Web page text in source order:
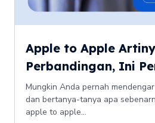
Apple to Apple
Perbandingan, Ini
Mungkin Anda pernah
dan bertanya-tanya apa
apple to apple...